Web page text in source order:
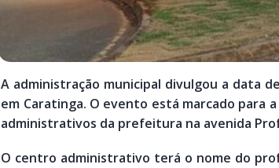
A administração municipal divulgou a data
em Caratinga. O evento está marcado para
administrativos da prefeitura na avenida
O centro administrativo terá o nome do